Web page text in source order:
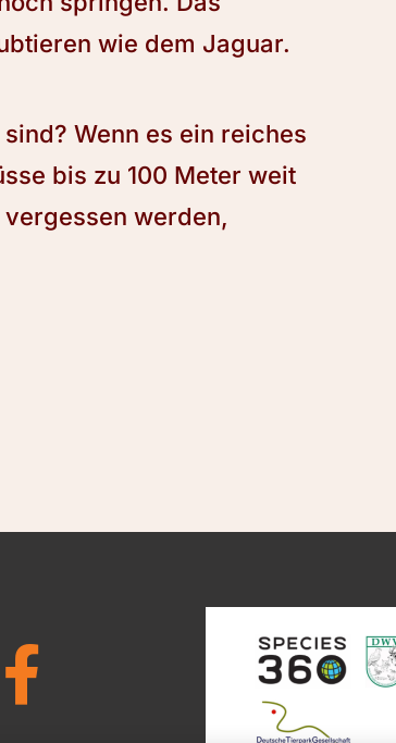
wie dem Jaguar.
Wenn es ein reiches
bis zu 100 Meter weit
werden,